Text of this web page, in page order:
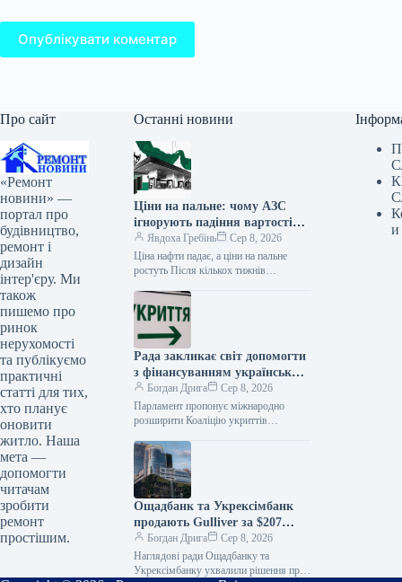
Опублікувати коментар
Про сайт
«Ремонт
новини» —
портал про
будівництво,
ремонт і
дизайн
інтер'єру. Ми
також
пишемо про
ринок
нерухомості
та публікуємо
практичні
статті для тих,
хто планує
оновити
житло. Наша
мета —
допомогти
читачам
зробити
ремонт
простішим.
Останні новини
Ціни на пальне: чому АЗС
ігнорують падіння вартості
нафти
Явдоха Гребінь
Сер 8, 2026
Ціна нафти падає, а ціни на пальне
ростуть Після кількох тижнів
нафту почали знижуватися. Це…
Рада закликає світ допомогти
з фінансуванням українських
укриттів
Богдан Дрига
Сер 8, 2026
Парламент пропонує міжнародно
розширити Коаліцію укриттів
будівництва та модернізації захисних
споруд в Україні. До Верховної Ради…
Ощадбанк та Укрексімбанк
продають Gulliver за $207
мільйонів
Богдан Дрига
Сер 8, 2026
Наглядові ради Ощадбанку та
Укрексімбанку ухвалили рішення про
и